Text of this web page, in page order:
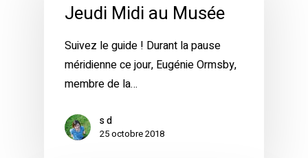
Jeudi Midi au Musée
Suivez le guide ! Durant la pause
méridienne ce jour, Eugénie Ormsby,
membre de la…
s d
25 octobre 2018